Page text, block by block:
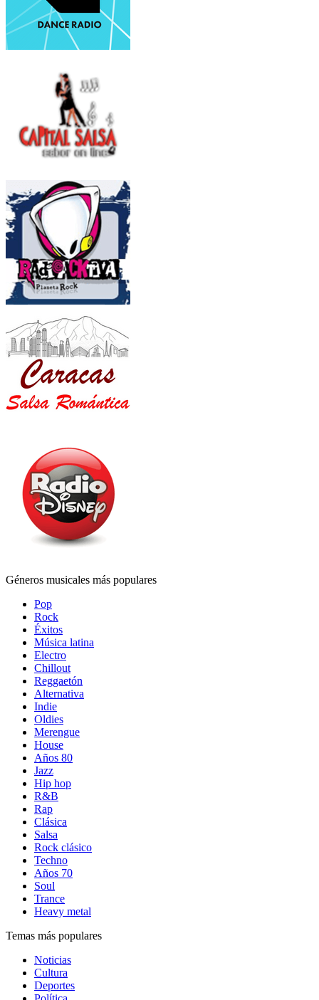
Géneros musicales más populares
Pop
Rock
Éxitos
Música latina
Electro
Chillout
Reggaetón
Alternativa
Indie
Oldies
Merengue
House
Años 80
Jazz
Hip hop
R&B
Rap
Clásica
Salsa
Rock clásico
Techno
Años 70
Soul
Trance
Heavy metal
Temas más populares
Noticias
Cultura
Deportes